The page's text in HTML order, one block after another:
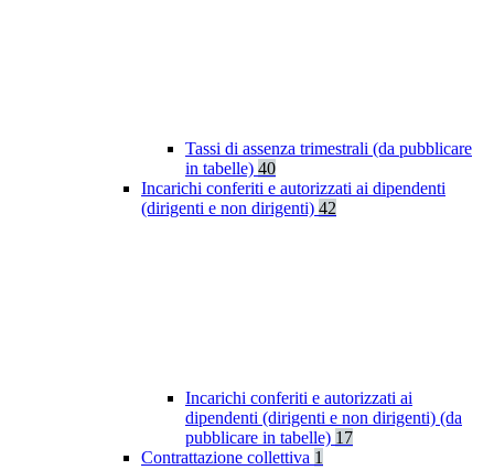
Tassi di assenza trimestrali (da pubblicare
in tabelle) 40
Incarichi conferiti e autorizzati ai dipendenti
(dirigenti e non dirigenti) 42
Incarichi conferiti e autorizzati ai
dipendenti (dirigenti e non dirigenti) (da
pubblicare in tabelle) 17
Contrattazione collettiva 1